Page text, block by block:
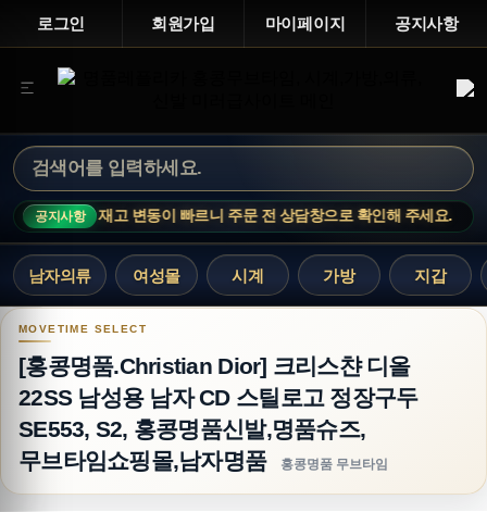
로그인 회원가입 마이페이지 공지사항
공지사항
기 상품은 재고 변동이 빠르니 주문 전 상담창으로 확인해 주세요.
남자의류 여성몰 시계 가방 지갑
[홍콩명품.Christian Dior] 크리스챤 디올 22SS
[홍콩명품.Christian Dior] 크리스챤 디올
22SS 남성용 남자 CD 스틸로고 정장구두
SE553, S2, 홍콩명품신발,명품슈즈,
무브타임쇼핑몰,남자명품
홍콩명품 무브타임